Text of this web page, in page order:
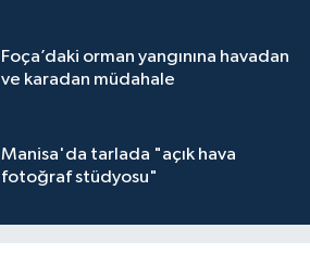
Foça’daki orman yangınına havadan
ve karadan müdahale
Manisa'da tarlada "açık hava
fotoğraf stüdyosu"